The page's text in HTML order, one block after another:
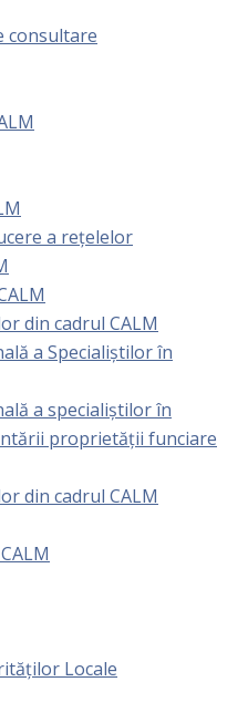
consultare
a rețelelor
din cadrul CALM
a Specialiștilor în
a specialiştilor în
proprietăţii funciare
din cadrul CALM
Locale